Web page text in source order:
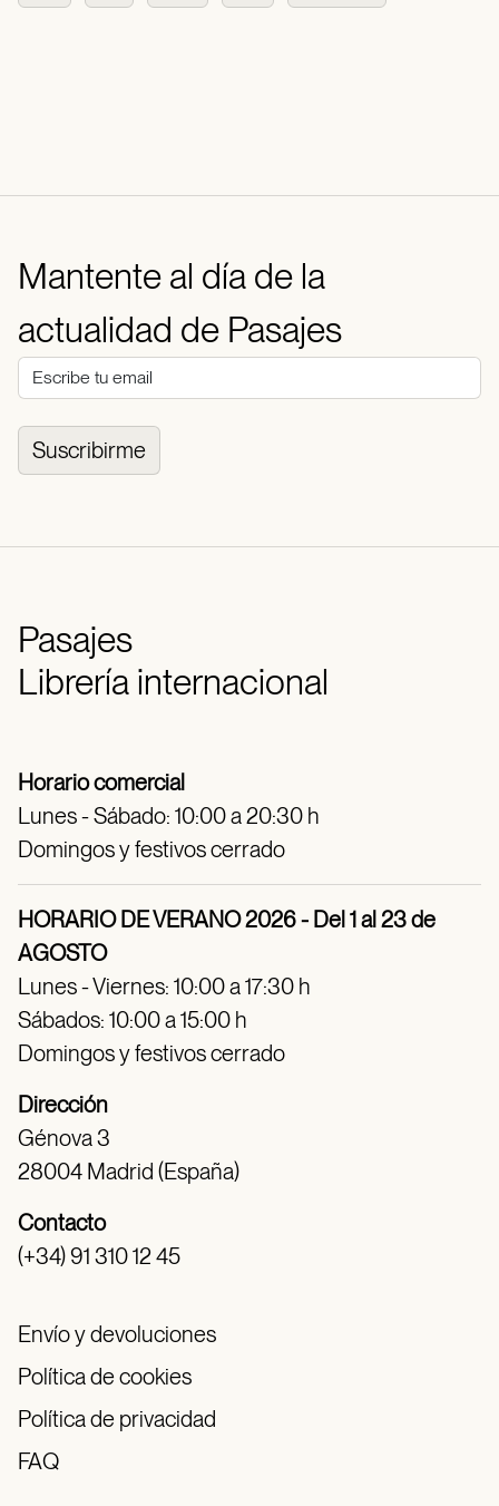
Mantente al día de la
actualidad de Pasajes
Suscribirme
Pasajes
Librería internacional
Horario comercial
Lunes - Sábado: 10:00 a 20:30 h
Domingos y festivos cerrado
HORARIO DE VERANO 2026 - Del 1 al 23 de
AGOSTO
Lunes - Viernes: 10:00 a 17:30 h
Sábados: 10:00 a 15:00 h
Domingos y festivos cerrado
Dirección
Génova 3
28004 Madrid (España)
Contacto
(+34) 91 310 12 45
Envío y devoluciones
Política de cookies
Política de privacidad
FAQ